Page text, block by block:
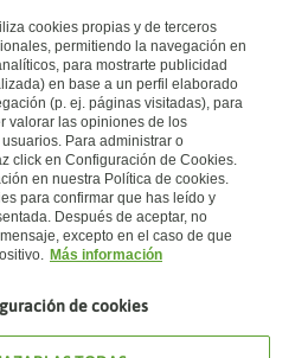
cookies propias y de terceros
permitiendo la navegación en
para mostrarte publicidad
en base a un perfil elaborado
(p. ej. páginas visitadas), para
valorar las opiniones de los
Para administrar o
click en Configuración de Cookies.
en nuestra Política de cookies.
para confirmar que has leído y
Después de aceptar, no
excepto en el caso de que
Más información
de cookies